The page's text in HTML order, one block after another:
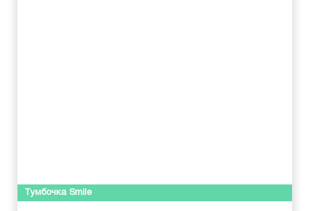
Тумбочка Smile